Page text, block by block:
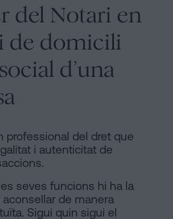
del Notari en
de domicili
d’una
professional del dret que
i autenticitat de
seves funcions hi ha la
aconsellar de manera
Sigui quin sigui el